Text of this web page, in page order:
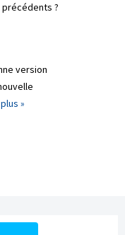
?
version
»